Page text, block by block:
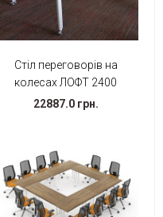
Стіл переговорів на
колесах ЛОФТ 2400
22887.0 грн.